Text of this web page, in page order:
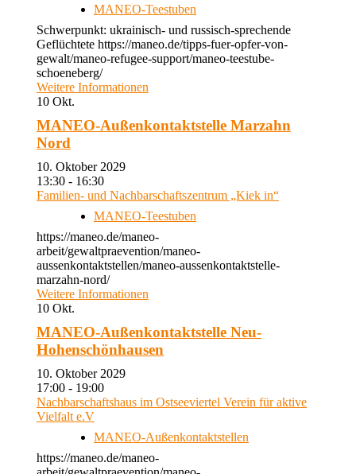
MANEO-Teestuben
Schwerpunkt: ukrainisch- und russisch-sprechende
Geflüchtete https://maneo.de/tipps-fuer-opfer-von-
gewalt/maneo-refugee-support/maneo-teestube-
schoeneberg/
Weitere Informationen
10 Okt.
MANEO-Außenkontaktstelle Marzahn
Nord
10. Oktober 2029
13:30 - 16:30
Familien- und Nachbarschaftszentrum „Kiek in“
MANEO-Teestuben
https://maneo.de/maneo-
arbeit/gewaltpraevention/maneo-
aussenkontaktstellen/maneo-aussenkontaktstelle-
marzahn-nord/
Weitere Informationen
10 Okt.
MANEO-Außenkontaktstelle Neu-
Hohenschönhausen
10. Oktober 2029
17:00 - 19:00
Nachbarschaftshaus im Ostseeviertel Verein für aktive
Vielfalt e.V
MANEO-Außenkontaktstellen
https://maneo.de/maneo-